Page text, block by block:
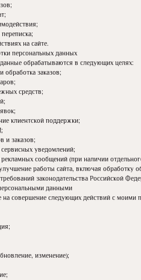
на сайте.
персональных данных
обрабатываются в следующих целях:
обработка заказов;
средств;
клиентской поддержки;
и заказов;
уведомлений;
сообщений (при наличии
работы сайта, включая обработку
законодательства Российской
данными
на совершение следующих действий с моими
изменение);